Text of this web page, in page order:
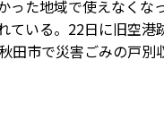
た地域で使えなく
ている。22日に旧空
田市で災害ごみの戸別